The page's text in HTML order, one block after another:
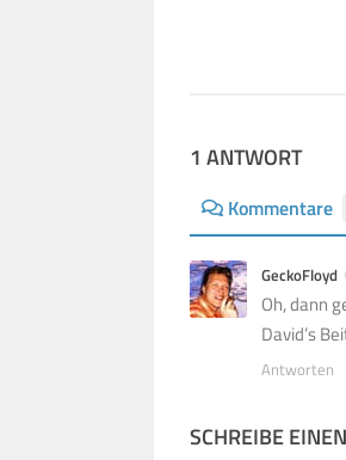
1 ANTWORT
Kommentare
GeckoFloyd
Oh, dann
David’s
Antworten
SCHREIBE